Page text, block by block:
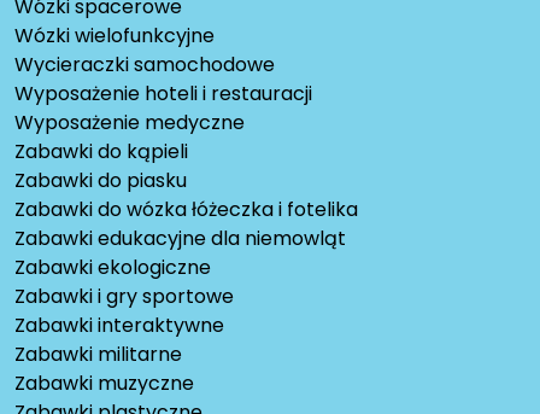
Wózki spacerowe
Wózki wielofunkcyjne
Wycieraczki samochodowe
Wyposażenie hoteli i restauracji
Wyposażenie medyczne
Zabawki do kąpieli
Zabawki do piasku
Zabawki do wózka łóżeczka i fotelika
Zabawki edukacyjne dla niemowląt
Zabawki ekologiczne
Zabawki i gry sportowe
Zabawki interaktywne
Zabawki militarne
Zabawki muzyczne